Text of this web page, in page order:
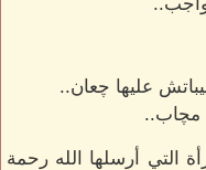
عليها چعان..
مچاب..
التي أرسلها الله رحمة